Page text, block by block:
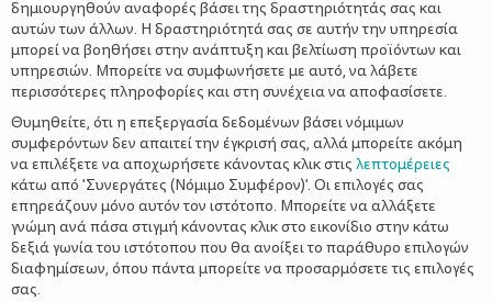
Ο κανόνας του εσώρουχου
δημιουργηθούν αναφορές βάσει της δραστηριότητάς σας και
αυτών των άλλων. Η δραστηριότητά σας σε αυτήν την υπηρεσία
μπορεί να βοηθήσει στην ανάπτυξη και βελτίωση προϊόντων και
υπηρεσιών. Μπορείτε να συμφωνήσετε με αυτό, να λάβετε
περισσότερες πληροφορίες και στη συνέχεια να αποφασίσετε.
Θυμηθείτε, ότι η επεξεργασία δεδομένων βάσει νόμιμων
συμφερόντων δεν απαιτεί την έγκρισή σας, αλλά μπορείτε ακόμη
να επιλέξετε να αποχωρήσετε κάνοντας κλικ στις λεπτομέρειες
κάτω από 'Συνεργάτες (Νόμιμο Συμφέρον)'. Οι επιλογές σας
επηρεάζουν μόνο αυτόν τον ιστότοπο. Μπορείτε να αλλάξετε
γνώμη ανά πάσα στιγμή κάνοντας κλικ στο εικονίδιο στην κάτω
δεξιά γωνία του ιστότοπου που θα ανοίξει το παράθυρο επιλογών
διαφημίσεων, όπου πάντα μπορείτε να προσαρμόσετε τις επιλογές
σας.